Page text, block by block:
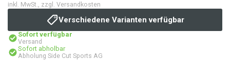
inkl. MwSt., zzgl. Versandkosten
Verschiedene Varianten verfügbar
Sofort verfügbar
Versand
Sofort abholbar
Abholung Side Cut Sports AG